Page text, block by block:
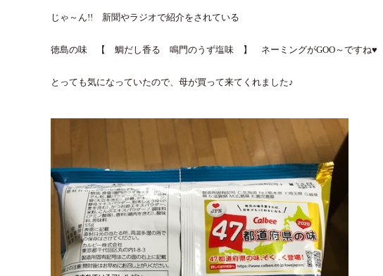
じゃ～ん!! 新聞やラジオで紹介をされている
徳島の味 【 鯛だし香る 鳴門のうず塩味 】 ネーミングがGOO～ですね♥
とっても気になっていたので、母が買って来てくれました♪